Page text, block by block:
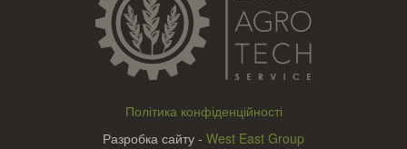
Політика конфіденційності
Разробка сайту - West East Group